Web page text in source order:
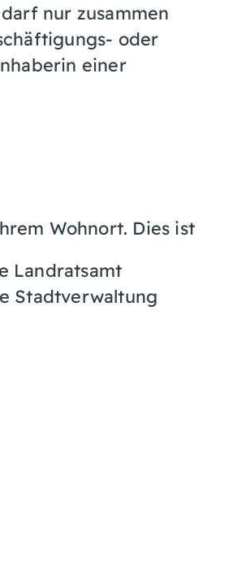
nur zusammen
oder
einer
Wohnort. Dies ist
Landratsamt
Stadtverwaltung